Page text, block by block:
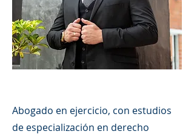
Abogado en ejercicio, con estudios
de especialización en derecho